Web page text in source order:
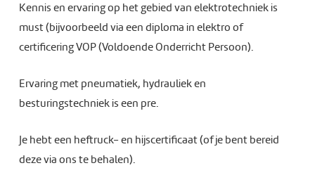
Kennis en ervaring op het gebied van elektrotechniek is
must (bijvoorbeeld via een diploma in elektro of
certificering VOP (Voldoende Onderricht Persoon).
Ervaring met pneumatiek, hydrauliek en
besturingstechniek is een pre.
Je hebt een heftruck- en hijscertificaat (of je bent bereid
deze via ons te behalen).